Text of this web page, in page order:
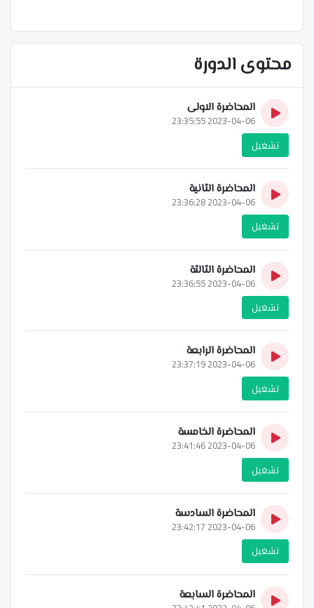
محتوى الدورة
المحاضرة الاولى
2023-04-06 23:35:55
تشغيل
المحاضرة الثانية
2023-04-06 23:36:28
تشغيل
المحاضرة الثالثة
2023-04-06 23:36:55
تشغيل
المحاضرة الرابعة
2023-04-06 23:37:19
تشغيل
المحاضرة الخامسة
2023-04-06 23:41:46
تشغيل
المحاضرة السادسة
2023-04-06 23:42:17
تشغيل
المحاضرة السابعة